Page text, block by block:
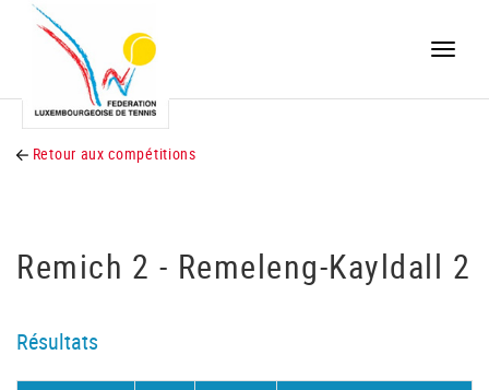
Toggle
Retour aux compétitions
Remich 2 - Remeleng-Kayldall 2
Résultats